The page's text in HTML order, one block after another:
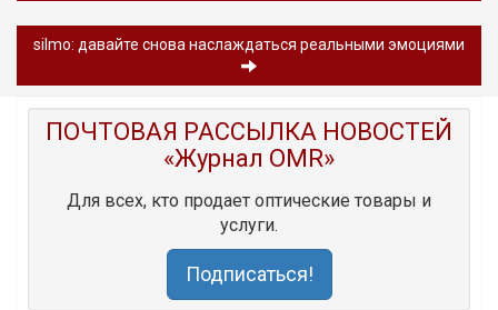
silmo: давайте снова наслаждаться реальными эмоциями
ПОЧТОВАЯ РАССЫЛКА НОВОСТЕЙ
«Журнал OMR»
Для всех, кто продает оптические товары и
услуги.
Подписаться!